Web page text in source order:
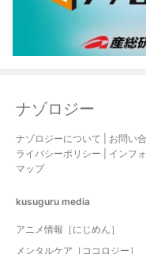
ナゾロジー
ナゾロジーについて お問い
ライバシーポリシー
インフ
マップ
kusuguru media
アニメ情報［にじめん］
メンタルケア［ココロジー］